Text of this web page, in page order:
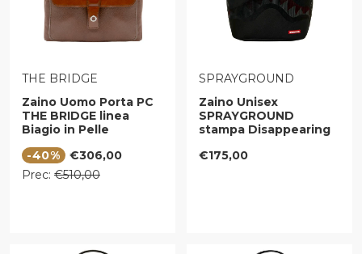
VENDITORE:
THE BRIDGE
Zaino Uomo Porta PC
THE BRIDGE linea
Biagio in Pelle
-40%
Prezzo di vendita
€306,00
Prezzo regolare
Prec: €510,00
VENDITORE:
SPRAYGROUND
Zaino Unisex
SPRAYGROUND
stampa Disappearing
Prezzo regolare
€175,00